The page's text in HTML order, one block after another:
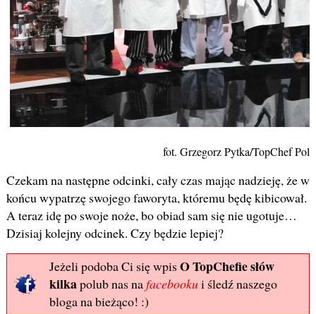
fot. Grzegorz Pytka/TopChef
Czekam na następne odcinki, cały czas mając nadzieję, że w
końcu wypatrzę swojego faworyta, któremu będę kibicował.
A teraz idę po swoje noże, bo obiad sam się nie ugotuje…
Dzisiaj kolejny odcinek. Czy będzie lepiej?
Jeżeli podoba Ci się wpisO TopChefie słów
kilkapolub nas nafacebookui śledź naszego
bloga na bieżąco! :)